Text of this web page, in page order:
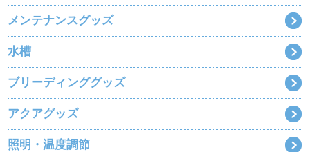
メンテナンスグッズ
水槽
ブリーディンググッズ
アクアグッズ
照明・温度調節